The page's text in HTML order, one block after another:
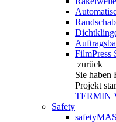
zurück
Sie haben
Projekt
TERMIN
Safety